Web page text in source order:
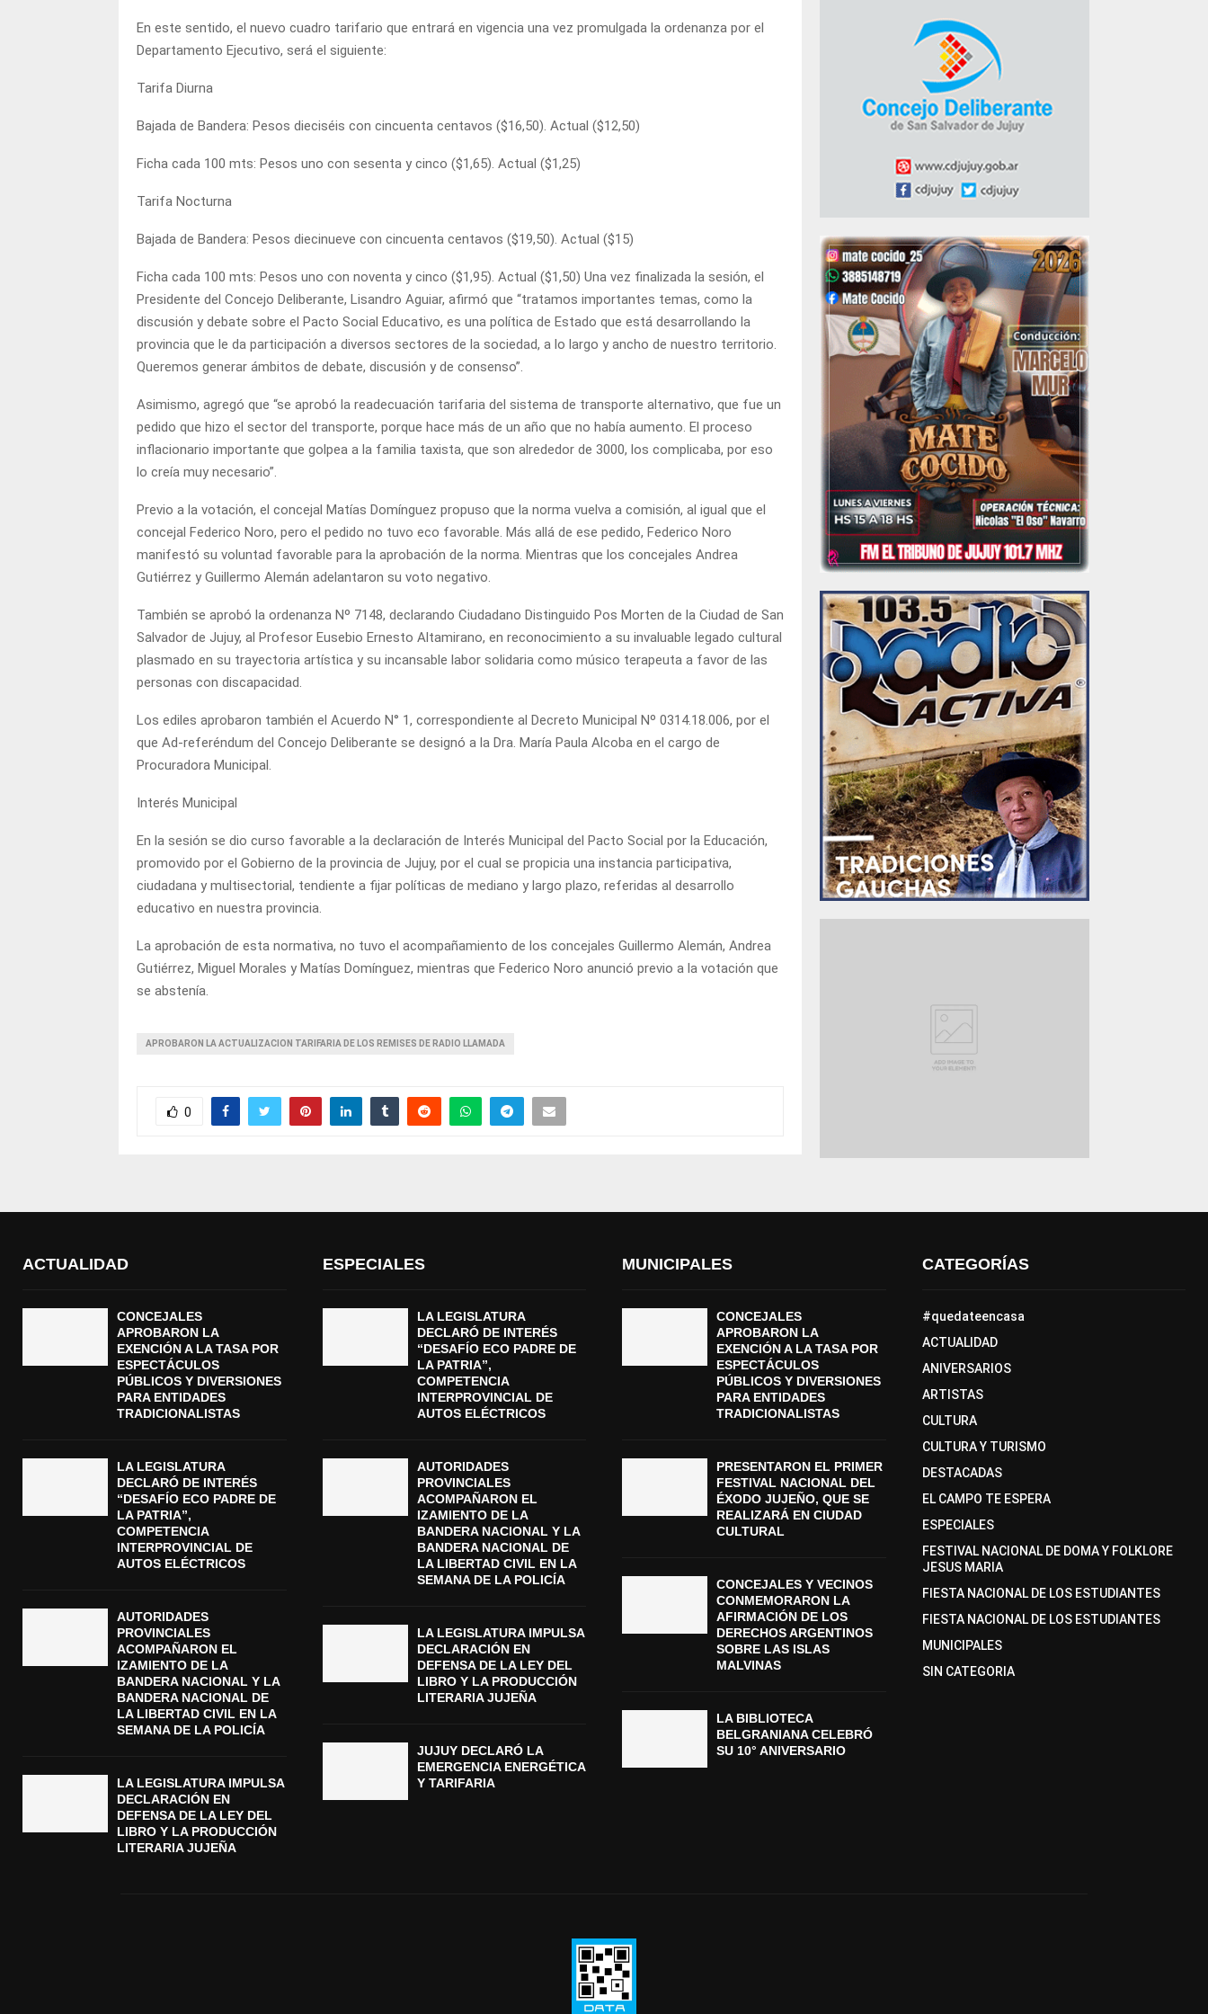
En este sentido, el nuevo cuadro tarifario que entrará en vigencia una vez promulgada la ordenanza por el
Departamento Ejecutivo, será el siguiente:
Tarifa Diurna
Bajada de Bandera: Pesos dieciséis con cincuenta centavos ($16,50). Actual ($12,50)
Ficha cada 100 mts: Pesos uno con sesenta y cinco ($1,65). Actual ($1,25)
Tarifa Nocturna
Bajada de Bandera: Pesos diecinueve con cincuenta centavos ($19,50). Actual ($15)
Ficha cada 100 mts: Pesos uno con noventa y cinco ($1,95). Actual ($1,50) Una vez finalizada la sesión, el
Presidente del Concejo Deliberante, Lisandro Aguiar, afirmó que “tratamos importantes temas, como la
discusión y debate sobre el Pacto Social Educativo, es una política de Estado que está desarrollando la
provincia que le da participación a diversos sectores de la sociedad, a lo largo y ancho de nuestro territorio.
Queremos generar ámbitos de debate, discusión y de consenso”.
Asimismo, agregó que “se aprobó la readecuación tarifaria del sistema de transporte alternativo, que fue un
pedido que hizo el sector del transporte, porque hace más de un año que no había aumento. El proceso
inflacionario importante que golpea a la familia taxista, que son alrededor de 3000, los complicaba, por eso
lo creía muy necesario”.
Previo a la votación, el concejal Matías Domínguez propuso que la norma vuelva a comisión, al igual que el
concejal Federico Noro, pero el pedido no tuvo eco favorable. Más allá de ese pedido, Federico Noro
manifestó su voluntad favorable para la aprobación de la norma. Mientras que los concejales Andrea
Gutiérrez y Guillermo Alemán adelantaron su voto negativo.
También se aprobó la ordenanza Nº 7148, declarando Ciudadano Distinguido Pos Morten de la Ciudad de San
Salvador de Jujuy, al Profesor Eusebio Ernesto Altamirano, en reconocimiento a su invaluable legado cultural
plasmado en su trayectoria artística y su incansable labor solidaria como músico terapeuta a favor de las
personas con discapacidad.
Los ediles aprobaron también el Acuerdo N° 1, correspondiente al Decreto Municipal Nº 0314.18.006, por el
que Ad-referéndum del Concejo Deliberante se designó a la Dra. María Paula Alcoba en el cargo de
Procuradora Municipal.
Interés Municipal
En la sesión se dio curso favorable a la declaración de Interés Municipal del Pacto Social por la Educación,
promovido por el Gobierno de la provincia de Jujuy, por el cual se propicia una instancia participativa,
ciudadana y multisectorial, tendiente a fijar políticas de mediano y largo plazo, referidas al desarrollo
educativo en nuestra provincia.
La aprobación de esta normativa, no tuvo el acompañamiento de los concejales Guillermo Alemán, Andrea
Gutiérrez, Miguel Morales y Matías Domínguez, mientras que Federico Noro anunció previo a la votación que
se abstenía.
APROBARON LA ACTUALIZACION TARIFARIA DE LOS REMISES DE RADIO LLAMADA
0
ACTUALIDAD
CONCEJALES
APROBARON LA
EXENCIÓN A LA TASA POR
ESPECTÁCULOS
PÚBLICOS Y DIVERSIONES
PARA ENTIDADES
TRADICIONALISTAS
LA LEGISLATURA
DECLARÓ DE INTERÉS
“DESAFÍO ECO PADRE DE
LA PATRIA”,
COMPETENCIA
INTERPROVINCIAL DE
AUTOS ELÉCTRICOS
AUTORIDADES
PROVINCIALES
ACOMPAÑARON EL
IZAMIENTO DE LA
BANDERA NACIONAL Y LA
BANDERA NACIONAL DE
LA LIBERTAD CIVIL EN LA
SEMANA DE LA POLICÍA
LA LEGISLATURA IMPULSA
DECLARACIÓN EN
DEFENSA DE LA LEY DEL
LIBRO Y LA PRODUCCIÓN
LITERARIA JUJEÑA
ESPECIALES
LA LEGISLATURA
DECLARÓ DE INTERÉS
“DESAFÍO ECO PADRE DE
LA PATRIA”,
COMPETENCIA
INTERPROVINCIAL DE
AUTOS ELÉCTRICOS
AUTORIDADES
PROVINCIALES
ACOMPAÑARON EL
IZAMIENTO DE LA
BANDERA NACIONAL Y LA
BANDERA NACIONAL DE
LA LIBERTAD CIVIL EN LA
SEMANA DE LA POLICÍA
LA LEGISLATURA IMPULSA
DECLARACIÓN EN
DEFENSA DE LA LEY DEL
LIBRO Y LA PRODUCCIÓN
LITERARIA JUJEÑA
JUJUY DECLARÓ LA
EMERGENCIA ENERGÉTICA
Y TARIFARIA
MUNICIPALES
CONCEJALES
APROBARON LA
EXENCIÓN A LA TASA POR
ESPECTÁCULOS
PÚBLICOS Y DIVERSIONES
PARA ENTIDADES
TRADICIONALISTAS
PRESENTARON EL PRIMER
FESTIVAL NACIONAL DEL
ÉXODO JUJEÑO, QUE SE
REALIZARÁ EN CIUDAD
CULTURAL
CONCEJALES Y VECINOS
CONMEMORARON LA
AFIRMACIÓN DE LOS
DERECHOS ARGENTINOS
SOBRE LAS ISLAS
MALVINAS
LA BIBLIOTECA
BELGRANIANA CELEBRÓ
SU 10° ANIVERSARIO
CATEGORÍAS
#quedateencasa
ACTUALIDAD
ANIVERSARIOS
ARTISTAS
CULTURA
CULTURA Y TURISMO
DESTACADAS
EL CAMPO TE ESPERA
ESPECIALES
FESTIVAL NACIONAL DE DOMA Y FOLKLORE
JESUS MARIA
FIESTA NACIONAL DE LOS ESTUDIANTES
FIESTA NACIONAL DE LOS ESTUDIANTES
MUNICIPALES
SIN CATEGORIA